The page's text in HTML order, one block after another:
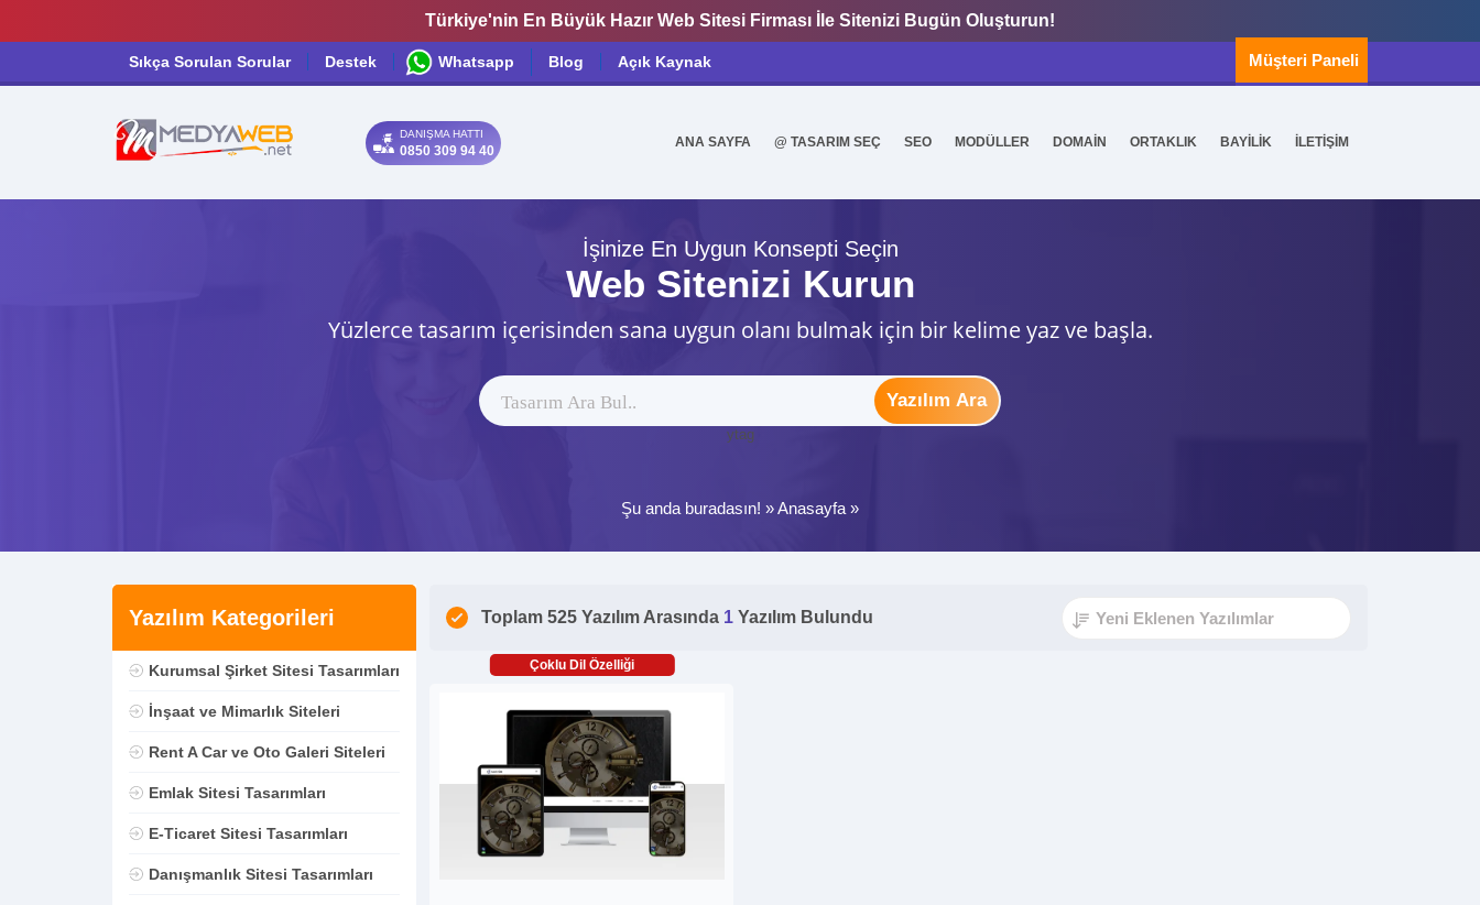
Türkiye'nin En Büyük Hazır Web Sitesi Firması İle Sitenizi Bugün Oluşturun!
Sıkça Sorulan Sorular Destek Whatsapp Blog Açık Kaynak Müşteri Paneli
DANIŞMA HATTI
0850 309 94 40
ANA SAYFA @ TASARIM SEÇ SEO MODÜLLER DOMAİN ORTAKLIK BAYİLİK İLETİŞİM
İşinize En Uygun Konsepti Seçin
Web Sitenizi Kurun
Yüzlerce tasarım içerisinden sana uygun olanı bulmak için bir kelime yaz ve başla.
Yazılım Ara
ytag
Şu anda buradasın! »Anasayfa »
Yazılım Kategorileri
Kurumsal Şirket Sitesi Tasarımları
İnşaat ve Mimarlık Siteleri
Rent A Car ve Oto Galeri Siteleri
Emlak Sitesi Tasarımları
E-Ticaret Sitesi Tasarımları
Danışmanlık Sitesi Tasarımları
Toplam 525 Yazılım Arasında 1 Yazılım Bulundu
Çoklu Dil Özelliği